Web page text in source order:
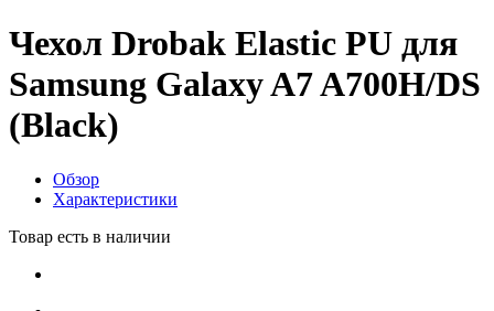
Чехол Drobak Elastic PU для
Samsung Galaxy A7 A700H/DS
(Black)
Обзор
Характеристики
Товар есть в наличии